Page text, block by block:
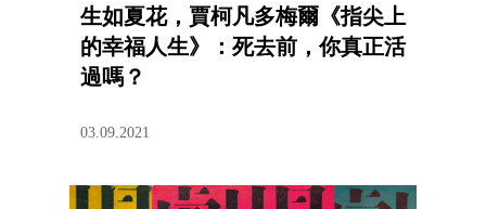
生如夏花，賈柯凡多梅爾《指尖上
的幸福人生》：死去前，你真正活
過嗎？
03.09.2021